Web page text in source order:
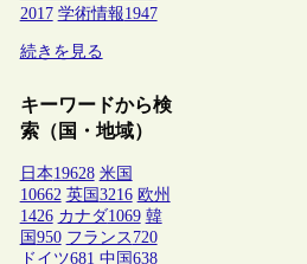
2017 学術情報1947
続きを見る
キーワードから検
索（国・地域）
日本19628 米国
10662 英国 3216 欧州
1426 カナダ1069 韓
国 950 フランス 720
ドイツ681 中国 638